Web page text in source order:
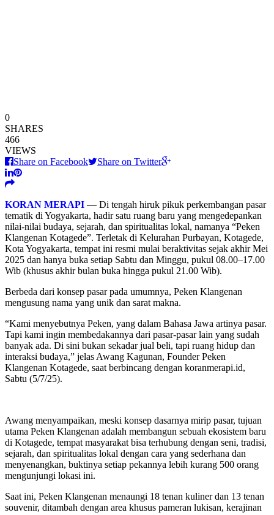
0
SHARES
466
VIEWS
Share on Facebook
Share on Twitter
KORAN MERAPI — Di tengah hiruk pikuk perkembangan pasar
tematik di Yogyakarta, hadir satu ruang baru yang mengedepankan
nilai-nilai budaya, sejarah, dan spiritualitas lokal, namanya “Peken
Klangenan Kotagede”. Terletak di Kelurahan Purbayan, Kotagede,
Kota Yogyakarta, tempat ini resmi mulai beraktivitas sejak akhir Mei
2025 dan hanya buka setiap Sabtu dan Minggu, pukul 08.00–17.00
Wib (khusus akhir bulan buka hingga pukul 21.00 Wib).
Berbeda dari konsep pasar pada umumnya, Peken Klangenan
mengusung nama yang unik dan sarat makna.
“Kami menyebutnya Peken, yang dalam Bahasa Jawa artinya pasar.
Tapi kami ingin membedakannya dari pasar-pasar lain yang sudah
banyak ada. Di sini bukan sekadar jual beli, tapi ruang hidup dan
interaksi budaya,” jelas Awang Kagunan, Founder Peken
Klangenan Kotagede, saat berbincang dengan koranmerapi.id,
Sabtu (5/7/25).
Awang menyampaikan, meski konsep dasarnya mirip pasar, tujuan
utama Peken Klangenan adalah membangun sebuah ekosistem baru
di Kotagede, tempat masyarakat bisa terhubung dengan seni, tradisi,
sejarah, dan spiritualitas lokal dengan cara yang sederhana dan
menyenangkan, buktinya setiap pekannya lebih kurang 500 orang
mengunjungi lokasi ini.
Saat ini, Peken Klangenan menaungi 18 tenan kuliner dan 13 tenan
souvenir, ditambah dengan area khusus pameran lukisan, kerajinan